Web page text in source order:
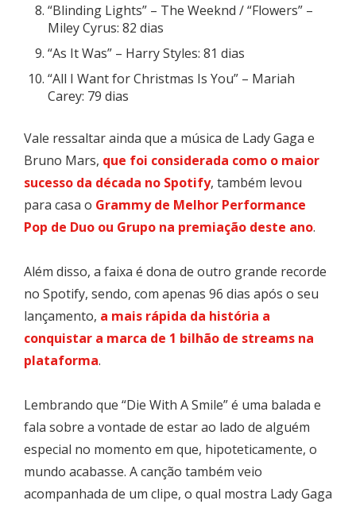
“Blinding Lights” – The Weeknd / “Flowers” –
Miley Cyrus: 82 dias
“As It Was” – Harry Styles: 81 dias
“All I Want for Christmas Is You” – Mariah
Carey: 79 dias
Vale ressaltar ainda que a música de Lady Gaga e
Bruno Mars, que foi considerada como o maior
sucesso da década no Spotify, também levou
para casa o Grammyde Melhor Performance
Pop de Duo ou Grupo na premiação deste ano.
Além disso, a faixa é dona de outro grande recorde
no Spotify, sendo, com apenas 96 dias após o seu
lançamento, a mais rápida da história a
conquistar a marca de 1 bilhão de streams na
plataforma.
Lembrando que “Die With A Smile” é uma balada e
fala sobre a vontade de estar ao lado de alguém
especial no momento em que, hipoteticamente, o
mundo acabasse. A canção também veio
acompanhada de um clipe, o qual mostra Lady Gaga